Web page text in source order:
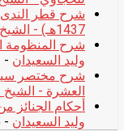
شرح قطر الندى
1437هـ) - الشيخ سليمان العيوني
وليد السعيدان - 19٬251 مشاهدة
شرح مختصر
العشرة -
أحكام الجنائز
وليد السعيدان - 15٬465 مشاهدة